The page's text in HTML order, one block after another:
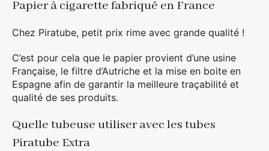
Papier à cigarette fabriqué en France
Chez Piratube, petit prix rime avec grande qualité !
C’est pour cela que le papier provient d’une usine
Française, le filtre d’Autriche et la mise en boite en
Espagne afin de garantir la meilleure traçabilité et
qualité de ses produits.
Quelle tubeuse utiliser avec les tubes
Piratube Extra